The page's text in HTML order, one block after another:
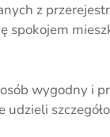
z
wygodny i
udzieli